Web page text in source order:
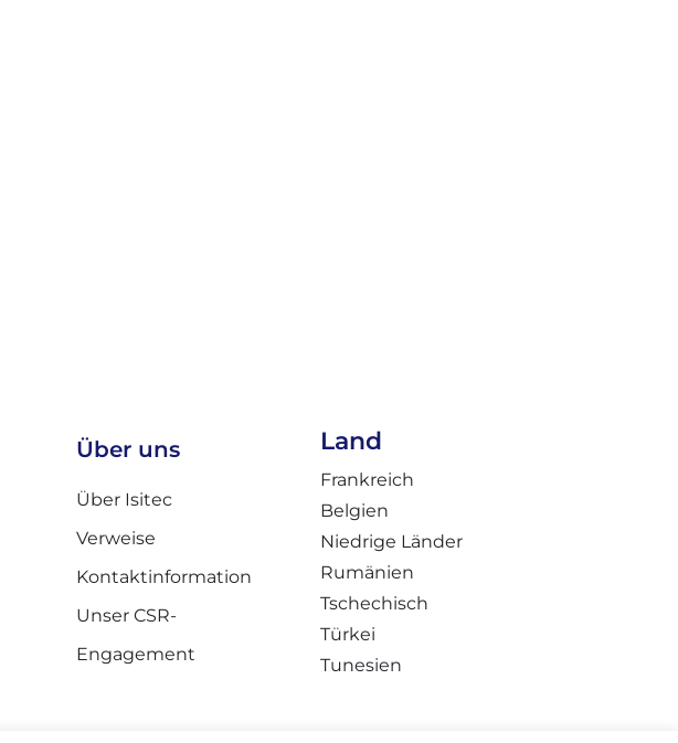
Über uns
Über Isitec
Verweise
Kontaktinformation
Unser CSR-
Engagement
Land
Frankreich
Belgien
Niedrige Länder
Rumänien
Tschechisch
Türkei
Tunesien